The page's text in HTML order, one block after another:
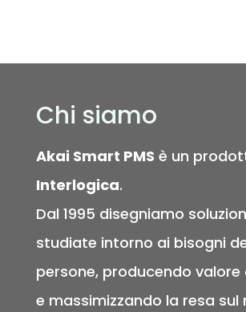
Chi siamo
Akai Smart PMS è un
Interlogica.
Dal 1995 disegniamo
studiate intorno ai bisogni
persone, producendo valore
e massimizzando la resa